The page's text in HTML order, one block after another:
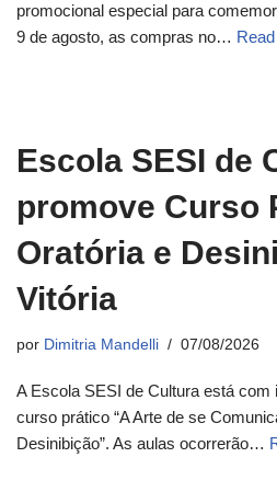
promocional especial para
9 de agosto, as compras no…
Escola SESI de
promove Curso
Oratória e
Vitória
por Dimitria Mandelli 07/08/2026
A Escola SESI de Cultura está
curso prático “A Arte de se
Desinibição”. As aulas ocorrerão…